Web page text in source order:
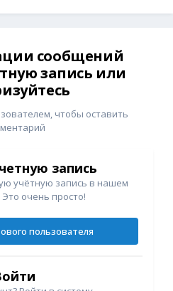
сообщений
запись или
чтобы оставить
запись
учётную запись в нашем
очень просто!
пользователя